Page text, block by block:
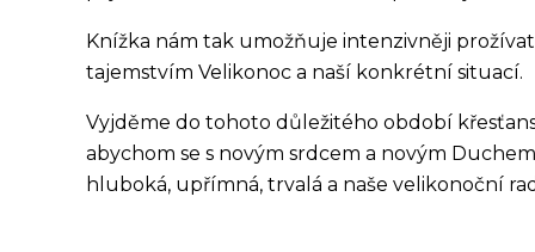
Knížka nám ta k umožňuje intenzivněji
tajemstvím Velikonoc a naší konkrétní situací.
Vyjděme do tohoto důležitého období
abychom se s novým srdcem a novým
hluboká, upřímná, trvalá a naše velikonoční